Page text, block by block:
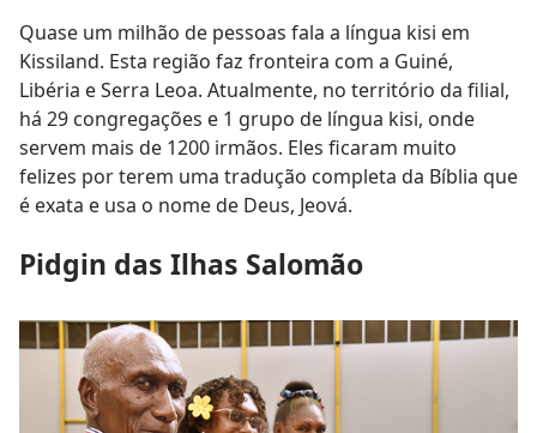
Quase um milhão de pessoas fala a língua kisi em
Kissiland. Esta região faz fronteira com a Guiné,
Libéria e Serra Leoa. Atualmente, no território da filial,
há 29 congregações e 1 grupo de língua kisi, onde
servem mais de 1200 irmãos. Eles ficaram muito
felizes por terem uma tradução completa da Bíblia que
é exata e usa o nome de Deus, Jeová.
Pidgin das Ilhas Salomão